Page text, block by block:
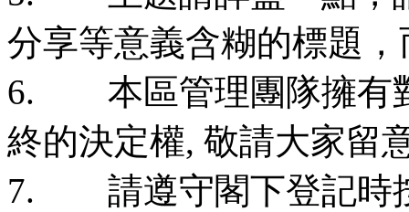
分享等意義含糊的標題
6. 本區管理團隊擁有
終的決定權, 敬請大家留
7. 請遵守閣下登記時